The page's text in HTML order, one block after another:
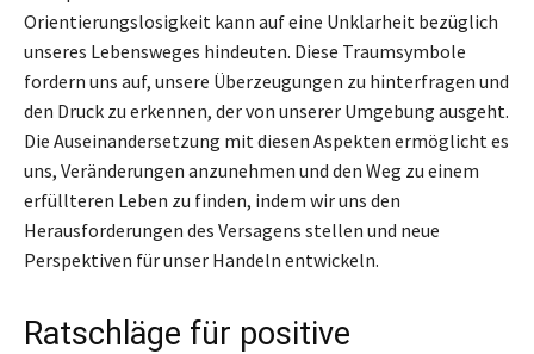
Orientierungslosigkeit kann auf eine Unklarheit bezüglich
unseres Lebensweges hindeuten. Diese Traumsymbole
fordern uns auf, unsere Überzeugungen zu hinterfragen und
den Druck zu erkennen, der von unserer Umgebung ausgeht.
Die Auseinandersetzung mit diesen Aspekten ermöglicht es
uns, Veränderungen anzunehmen und den Weg zu einem
erfüllteren Leben zu finden, indem wir uns den
Herausforderungen des Versagens stellen und neue
Perspektiven für unser Handeln entwickeln.
Ratschläge für positive